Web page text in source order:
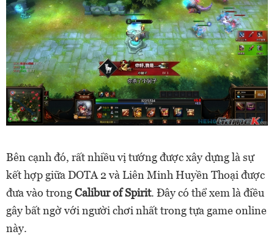
Bên cạnh đó, rất nhiều vị tướng được xây dựng là sự
kết hợp giữa DOTA 2 và Liên Minh Huyền Thoại được
đưa vào trongCalibur of Spirit. Đây có thể xem là điều
gây bất ngờ với người chơi nhất trong tựa game online
này.